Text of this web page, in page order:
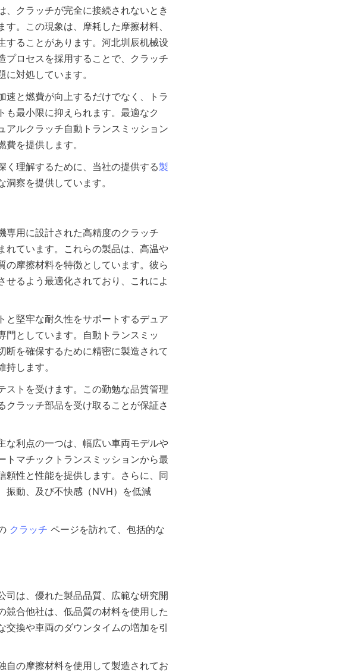
クラッチが完全に接続されないとき
。この現象は、摩耗した摩擦材料、
することがあります。河北圳辰机械设
プロセスを採用することで、クラッチ
対処しています。
と燃費が向上するだけでなく、トラ
も最小限に抑えられます。最適なク
アルクラッチ自動トランスミッション
く理解するために、当社の提供する製
専用に設計された高精度のクラッチ
れています。これらの製品は、高温や
摩擦材料を特徴としています。彼ら
るよう最適化されており、これによ
と堅牢な耐久性をサポートするデュア
門としています。自動トランスミッ
断を確保するために精密に製造されて
ストを受けます。この勤勉な品質管理
ラッチ部品を受け取ることが保証さ
な利点の一つは、幅広い車両モデルや
トマチックトランスミッションから最
頼性と性能を提供します。さらに、同
振動、及び不快感（NVH）を低減
クラッチ ページを訪れて、包括的な
司は、優れた製品品質、広範な研究開
合他社は、低品質の材料を使用した
交換や車両のダウンタイムの増加を引
自の摩擦材料を使用して製造されてお